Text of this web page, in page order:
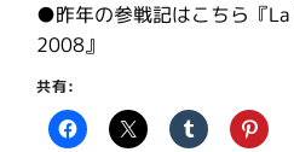
●昨年の参戦記はこちら『
2008』
共有: